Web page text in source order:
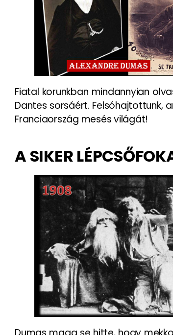
Fiatal korunkban mindannyian
Dantes sorsáért. Felsóhajtottunk,
Franciaország mesés világát!
A SIKER